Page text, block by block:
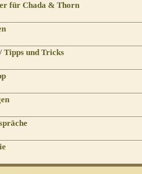
für Chada & Thorn
Tipps und Tricks